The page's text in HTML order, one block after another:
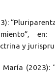
y
María